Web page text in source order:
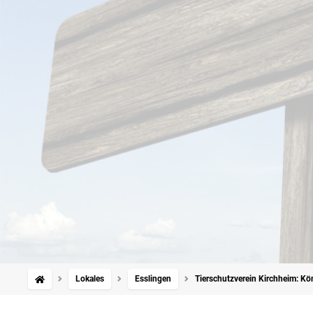
Lokales Esslingen Tierschutzverein Kirchheim: